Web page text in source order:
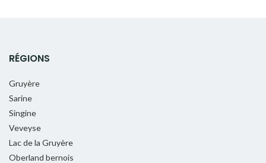
RÉGIONS
Gruyère
Sarine
Singine
Veveyse
Lac de la Gruyère
Oberland bernois